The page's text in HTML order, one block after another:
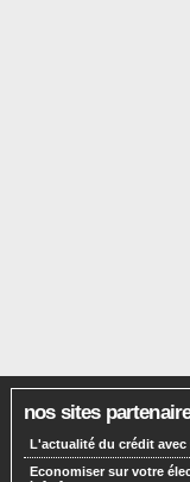
nos sites
L'actualité du crédit
Economiser sur votre